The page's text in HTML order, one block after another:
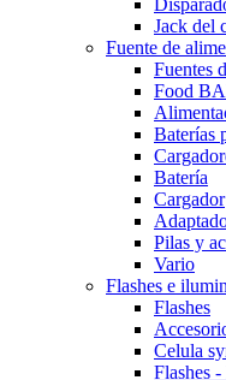
Jack del
Fuente de
Fuentes
Food
Baterías
Batería
Cargador
Pilas y
Vario
Flashes e
Flashes
Celula
Flashes